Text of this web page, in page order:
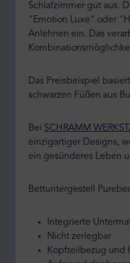
Schlafzimmer gut aus.
"Emotion Luxe" oder
Anlehnen ein. Das
Das Preisbeispiel
schwarzen Füßen aus
Bei SCHRAMM
einzigartiger Designs,
ein gesünderes Leben
Bettuntergestell
Integrierte
Nicht zerlegbar
Kopfteilbezug und